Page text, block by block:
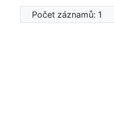
Počet záznamů: 1